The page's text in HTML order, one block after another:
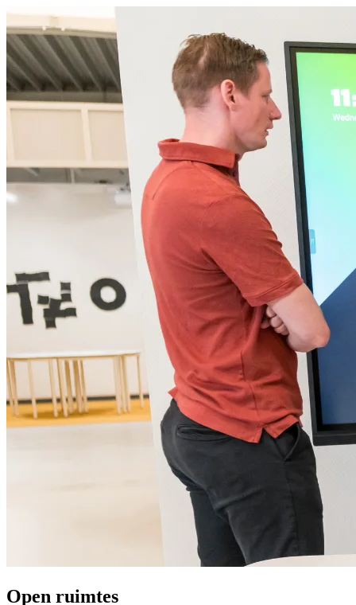
Open ruimtes